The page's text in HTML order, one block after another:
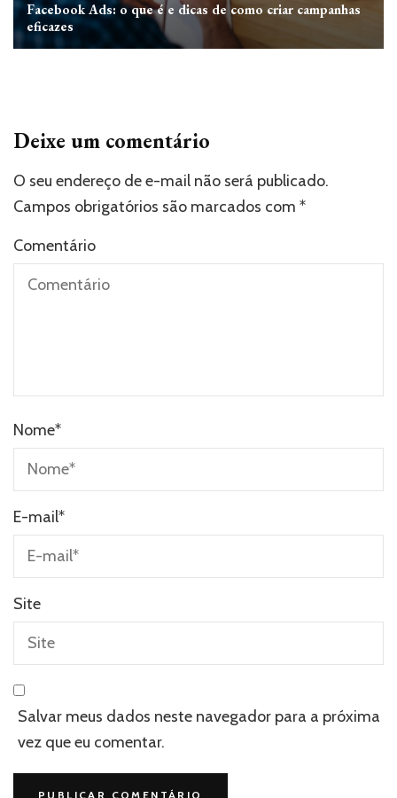
Facebook Ads: o que é e dicas de como criar campanhas
eficazes
Deixe um comentário
O seu endereço de e-mail não será publicado.
Campos obrigatórios são marcados com *
Comentário
Nome*
E-mail*
Site
Salvar meus dados neste navegador para a próxima
vez que eu comentar.